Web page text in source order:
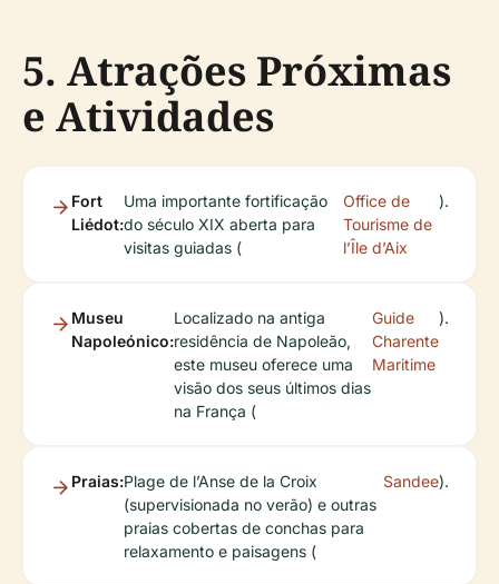
5. Atrações Próximas
e Atividades
Fort
Liédot:
Uma importante fortificação
do século XIX aberta para
visitas guiadas (
Office de
Tourisme de
l’Île d’Aix
).
Museu
Napoleónico:
Localizado na antiga
residência de Napoleão,
este museu oferece uma
visão dos seus últimos dias
na França (
Guide
Charente
Maritime
).
Praias:Plage de l’Anse de la Croix
(supervisionada no verão) e outras
praias cobertas de conchas para
relaxamento e paisagens (
Sandee).